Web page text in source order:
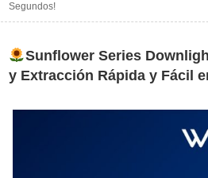
Segundos!
Sunflower Series
y Extracción Rápida y Fácil